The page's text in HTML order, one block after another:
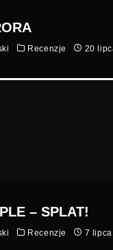
Recenzje 20
– SPLAT!
Recenzje 7